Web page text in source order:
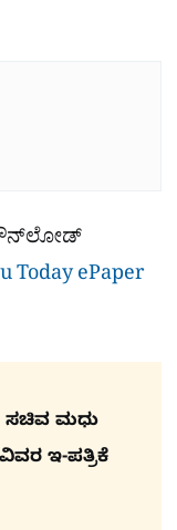
ಡೌನ್​ಲೋಡ್
Today ePaper
ಸಚಿವ ಮಧು
ಇ-ಪತ್ರಿಕೆ